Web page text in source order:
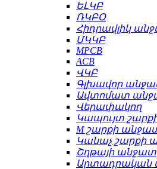
ԵԼԿԲ
ՌԿԲՕ
Հիդրավլիկ
ՄԿԿԲ
MPCB
ACB
ՎԿԲ
Գլխավոր
Ավտոմատ
Վերափակող
Կապույտ
M շարքի
Կանաչ շարքի
Շղթայի
Արտադրական